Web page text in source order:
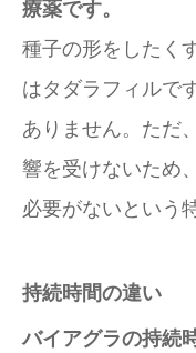
療薬です。
種子の形をしたく
はタダラフィルで
ありません。ただ
響を受けないため
必要がないという
持続時間の違い
バイアグラの持続